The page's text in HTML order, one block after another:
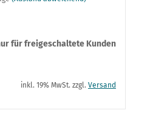
für freigeschaltete Kunden
inkl. 19% MwSt. zzgl. Versand